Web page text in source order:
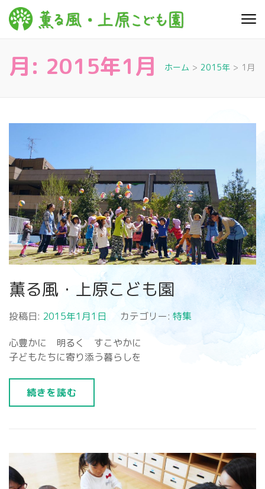
す)
原こど
心豊かに 明るく す
月: 2015年1月 ホーム > 2015年 > 1月
薫る風・上原こども園
投稿日: 2015年1月1日 カテゴリー: 特集
心豊かに 明るく すこやかに
子どもたちに寄り添う暮らしを
続きを読む